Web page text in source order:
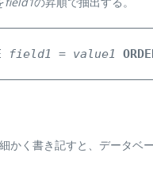
field1 = value1
く書き記すと、データベ